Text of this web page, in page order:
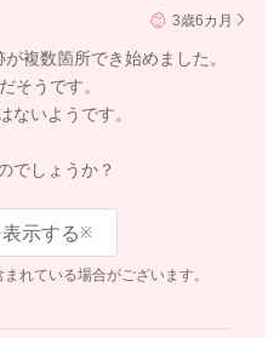
3歳6カ月
複数箇所でき始めました。
そうです。
ないようです。
でしょうか？
示する※
れている場合がございます。